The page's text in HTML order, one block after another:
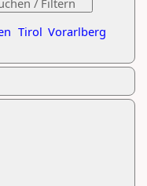
Tirol Vorarlberg